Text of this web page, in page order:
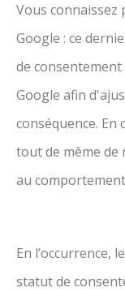
Vous connaissez
Google : ce
de
Google afin
conséquence.
tout de même
au
En l’occurrence,
statut de